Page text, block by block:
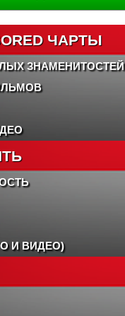
ЧАРТЫ
ЗНАМЕНИТОСТЕЙ
И ВИДЕО)